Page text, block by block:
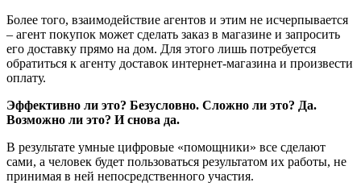
Более того, взаимодействие агентов и этим не исчерпывается
– агент покупок может сделать заказ в магазине и запросить
его доставку прямо на дом. Для этого лишь потребуется
обратиться к агенту доставок интернет-магазина и произвести
оплату.
Эффективно ли это? Безусловно. Сложно ли это? Да.
Возможно ли это? И снова да.
В результате умные цифровые «помощники» все сделают
сами, а человек будет пользоваться результатом их работы, не
принимая в ней непосредственного участия.